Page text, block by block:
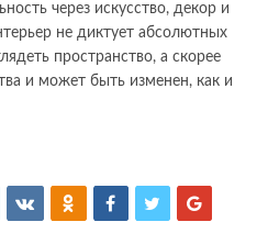
через искусство, декор и
не диктует абсолютных
пространство, а скорее
и может быть изменен, как и